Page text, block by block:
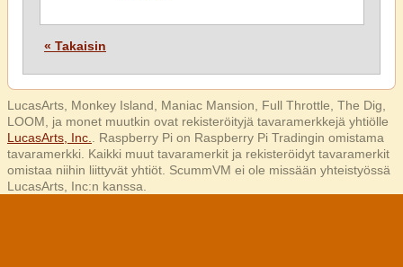
« Takaisin
LucasArts, Monkey Island, Maniac Mansion, Full Throttle, The Dig,
LOOM, ja monet muutkin ovat rekisteröityjä tavaramerkkejä yhtiölle
LucasArts, Inc.
. Raspberry Pi on Raspberry Pi Tradingin omistama
tavaramerkki. Kaikki muut tavaramerkit ja rekisteröidyt tavaramerkit
omistaa niihin liittyvät yhtiöt. ScummVM ei ole missään yhteistyössä
LucasArts, Inc:n kanssa.